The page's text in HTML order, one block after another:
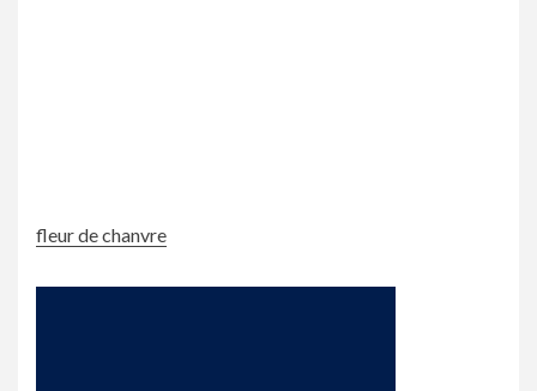
fleur de chanvre